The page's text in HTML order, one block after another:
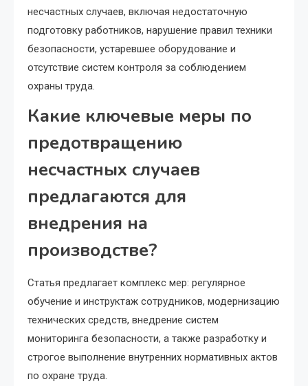
несчастных случаев, включая недостаточную
подготовку работников, нарушение правил техники
безопасности, устаревшее оборудование и
отсутствие систем контроля за соблюдением
охраны труда.
Какие ключевые меры по
предотвращению
несчастных случаев
предлагаются для
внедрения на
производстве?
Статья предлагает комплекс мер: регулярное
обучение и инструктаж сотрудников, модернизацию
технических средств, внедрение систем
мониторинга безопасности, а также разработку и
строгое выполнение внутренних нормативных актов
по охране труда.